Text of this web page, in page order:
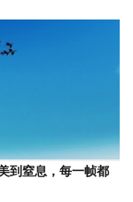
到窒息，每一帧都